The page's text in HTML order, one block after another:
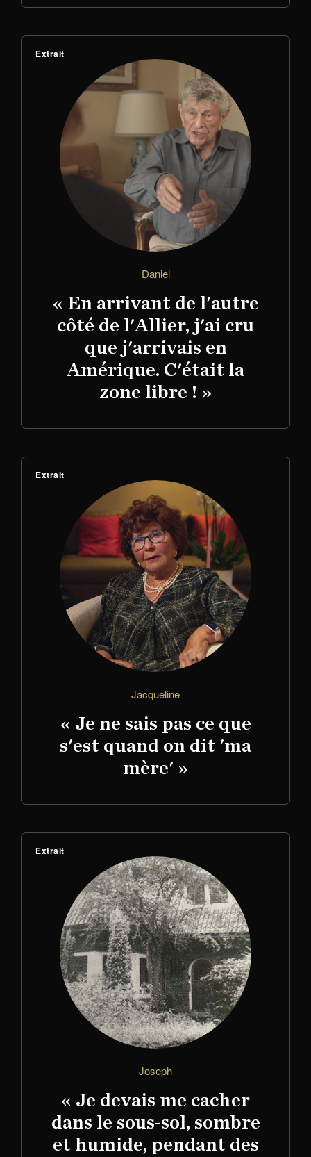
Extrait
Daniel
« En arrivant de l'autre
côté de l'Allier, j'ai cru
que j'arrivais en
Amérique. C'était la
zone libre ! »
Extrait
Jacqueline
« Je ne sais pas ce que
s'est quand on dit 'ma
mère' »
Extrait
Joseph
« Je devais me cacher
dans le sous-sol, sombre
et humide, pendant des